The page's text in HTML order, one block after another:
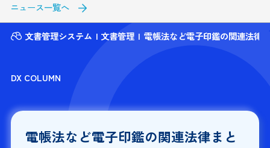
ニュース一覧へ
文書管理システム 文書管理 電帳法など電子印鑑の関連法律
DX COLUMN
電帳法など電子印鑑の関連法律まと